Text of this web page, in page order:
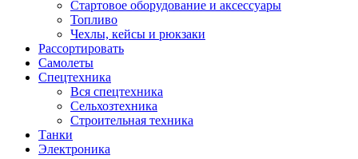
Стартовое оборудование и аксессуары
Топливо
Чехлы, кейсы и рюкзаки
Рассортировать
Самолеты
Спецтехника
Вся спецтехника
Сельхозтехника
Строительная техника
Танки
Электроника